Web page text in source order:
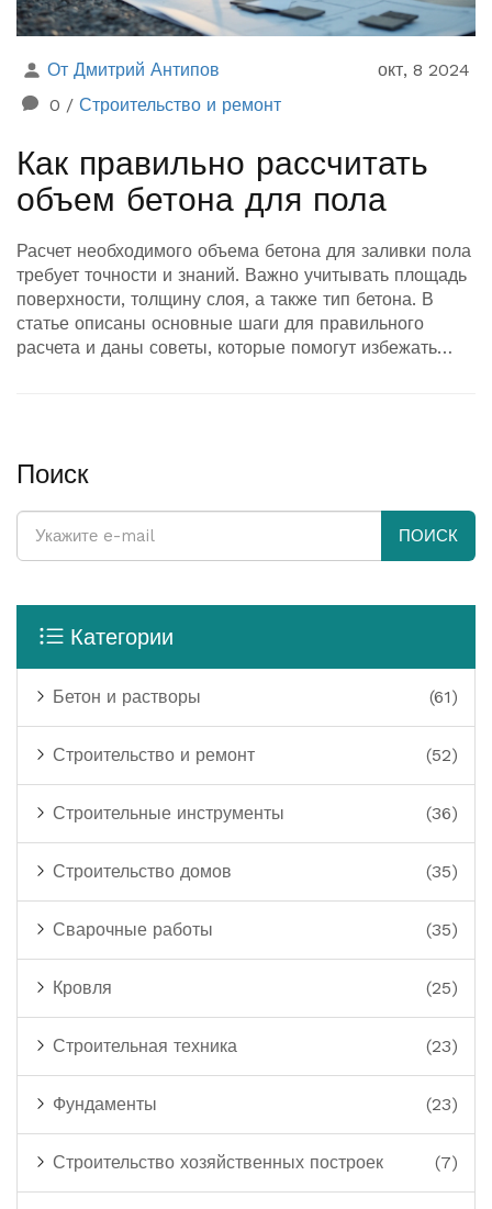
От Дмитрий Антипов
окт, 8 2024
0 / Строительство и ремонт
Как правильно рассчитать
объем бетона для пола
Расчет необходимого объема бетона для заливки пола
требует точности и знаний. Важно учитывать площадь
поверхности, толщину слоя, а также тип бетона. В
статье описаны основные шаги для правильного
расчета и даны советы, которые помогут избежать
Поиск
ПОИСК
Категории
Бетон и растворы (61)
Строительство и ремонт (52)
Строительные инструменты (36)
Строительство домов (35)
Сварочные работы (35)
Кровля (25)
Строительная техника (23)
Фундаменты (23)
Строительство хозяйственных построек (7)